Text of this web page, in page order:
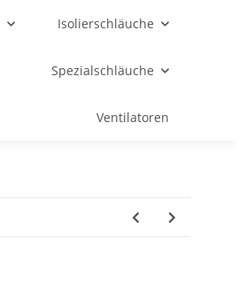
Isolierschläuche
Spezialschläuche
Ventilatoren